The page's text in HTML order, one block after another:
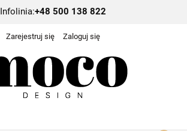
Infolinia:+48 500 138 822
Zarejestruj się Zaloguj się